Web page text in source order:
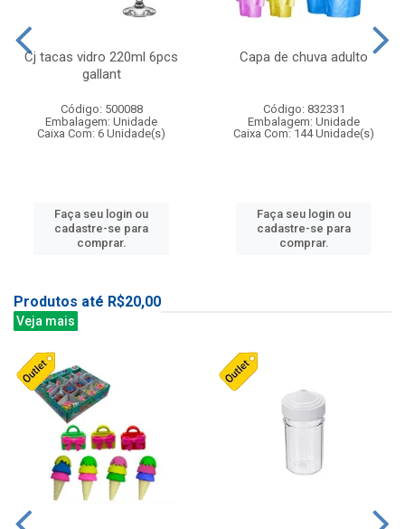
Cj tacas vidro 220ml 6pcs
gallant
Código: 500088
Embalagem: Unidade
Caixa Com: 6 Unidade(s)
Faça seu login ou
cadastre-se para
comprar.
Capa de chuva adulto
Código: 832331
Embalagem: Unidade
Caixa Com: 144 Unidade(s)
Faça seu login ou
cadastre-se para
comprar.
Produtos até R$20,00
Veja mais